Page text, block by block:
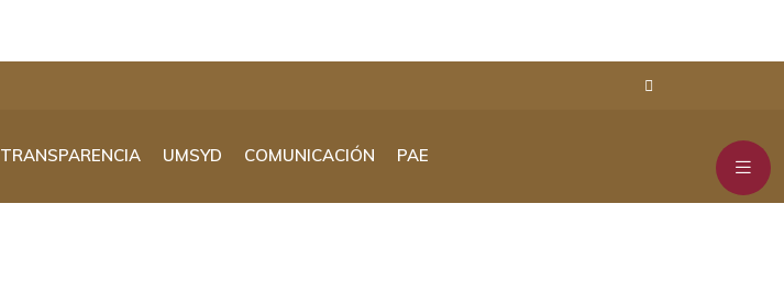
TRANSPARENCIA UMSYD COMUNICACIÓN PAE